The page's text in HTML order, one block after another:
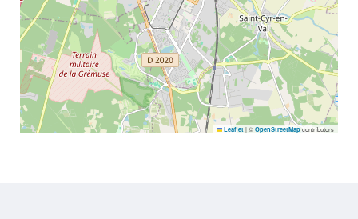
Leaflet |© OpenStreetMap contributors